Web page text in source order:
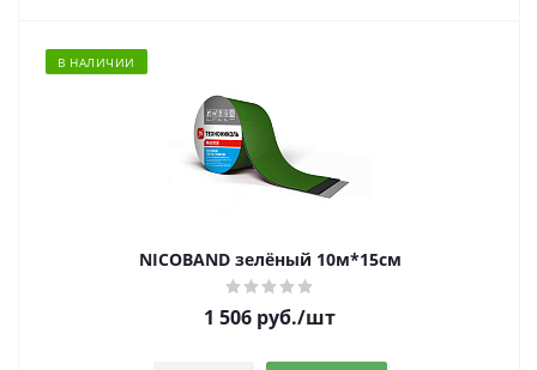
В НАЛИЧИИ
NICOBAND зелёный 10м*15см
1 506 руб./шт